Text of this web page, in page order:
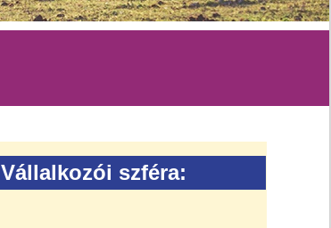
Vállalkozói szféra: